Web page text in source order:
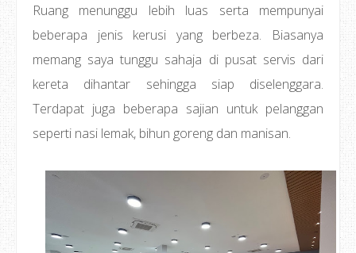
Ruang menunggu lebih luas serta mempunyai
beberapa jenis kerusi yang berbeza. Biasanya
memang saya tunggu sahaja di pusat servis dari
kereta dihantar sehingga siap diselenggara.
Terdapat juga beberapa sajian untuk pelanggan
seperti nasi lemak, bihun goreng dan manisan.